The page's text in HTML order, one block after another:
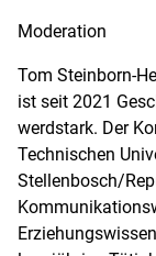
Moderation
Tom Steinborn-
ist seit 2021
werdstark. Der
Technischen
Stellenbosch/